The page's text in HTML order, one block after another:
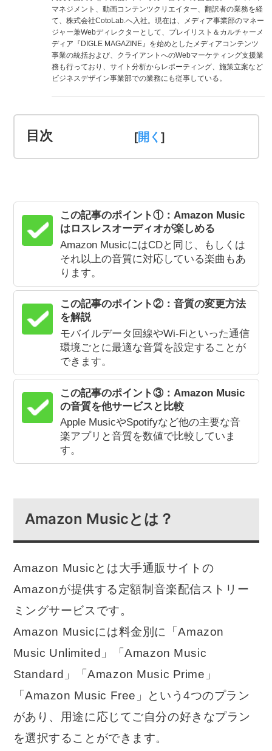
マネジメント、動画コンテンツクリエイター、翻訳者の業務を経
て、株式会社CotoLab.へ入社。現在は、メディア事業部のマネー
ジャー兼Webディレクターとして、プレイリスト＆カルチャーメ
ディア『DIGLE MAGAZINE』を始めとしたメディアコンテンツ
事業の統括および、クライアントへのWebマーケティング支援業
務も行っており、サイト分析からレポーティング、施策立案など
ビジネスデザイン事業部での業務にも従事している。
目次 [ ]
この記事のポイント①：Amazon Music
はロスレスオーディオが楽しめる
Amazon MusicにはCDと同じ、もしくは
それ以上の音質に対応している楽曲もあ
ります。
この記事のポイント②：音質の変更方法
を解説
モバイルデータ回線やWi-Fiといった通信
環境ごとに最適な音質を設定することが
できます。
この記事のポイント③：Amazon Music
の音質を他サービスと比較
Apple MusicやSpotifyなど他の主要な音
楽アプリと音質を数値で比較していま
す。
Amazon Musicとは？
Amazon Musicとは大手通販サイトの
Amazonが提供する定額制音楽配信ストリー
ミングサービスです。
Amazon Musicには料金別に「Amazon
Music Unlimited」「Amazon Music
Standard」「Amazon Music Prime」
「Amazon Music Free」という4つのプラン
があり、用途に応じてご自分の好きなプラン
を選択することができます。